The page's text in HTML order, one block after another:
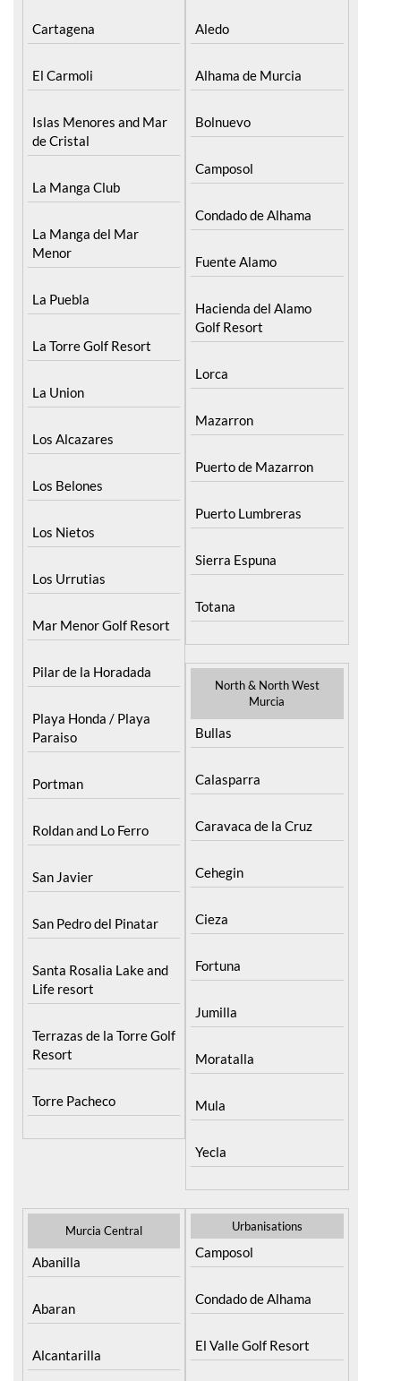
Cartagena
El Carmoli
Islas Menores and Mar
de Cristal
La Manga Club
La Manga del Mar
Menor
La Puebla
La Torre Golf Resort
La Union
Los Alcazares
Los Belones
Los Nietos
Los Urrutias
Mar Menor Golf Resort
Pilar de la Horadada
Playa Honda / Playa
Paraiso
Portman
Roldan and Lo Ferro
San Javier
San Pedro del Pinatar
Santa Rosalia Lake and
Life resort
Terrazas de la Torre Golf
Resort
Torre Pacheco
Aledo
Alhama de Murcia
Bolnuevo
Camposol
Condado de Alhama
Fuente Alamo
Hacienda del Alamo
Golf Resort
Lorca
Mazarron
Puerto de Mazarron
Puerto Lumbreras
Sierra Espuna
Totana
North & North West
Murcia
Bullas
Calasparra
Caravaca de la Cruz
Cehegin
Cieza
Fortuna
Jumilla
Moratalla
Mula
Yecla
Murcia Central
Abanilla
Abaran
Alcantarilla
Urbanisations
Camposol
Condado de Alhama
El Valle Golf Resort